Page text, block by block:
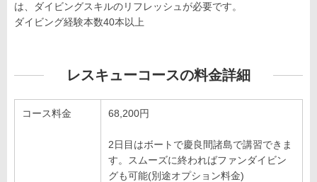
は、ダイビングスキルのリフレッシュが必要です。
ダイビング経験本数40本以上
レスキューコースの料金詳細
コース料金 68,200円
2日目はボートで慶良間諸島で講習できま
す。スムーズに終わればファンダイビン
グも可能(別途オプション料金)